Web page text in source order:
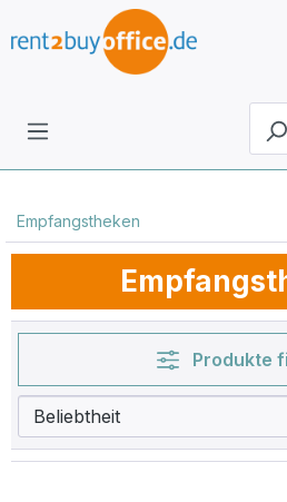
Empfangstheken
Produkte